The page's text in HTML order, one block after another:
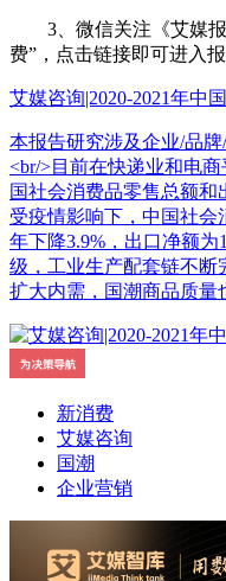
3、微信关注《艾媒报
费”，点击链接即可进入
艾媒咨询|2020-2021年中
本报告研究涉及企业/品
<br/>目前在快递业和电
国社会消费品零售总额和
受疫情影响下，中国社会
年下降3.9%，出口净额
级，工业生产配套链不断
扩大内需，国潮商品质量
新消费
艾媒咨询
国潮
企业营销